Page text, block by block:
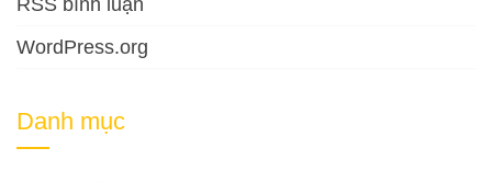
RSS bình luận
WordPress.org
Danh mục